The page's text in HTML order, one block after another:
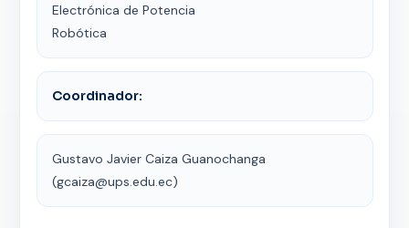
Electrónica de Potencia
Robótica
Coordinador:
Gustavo Javier Caiza Guanochanga
(gcaiza@ups.edu.ec)